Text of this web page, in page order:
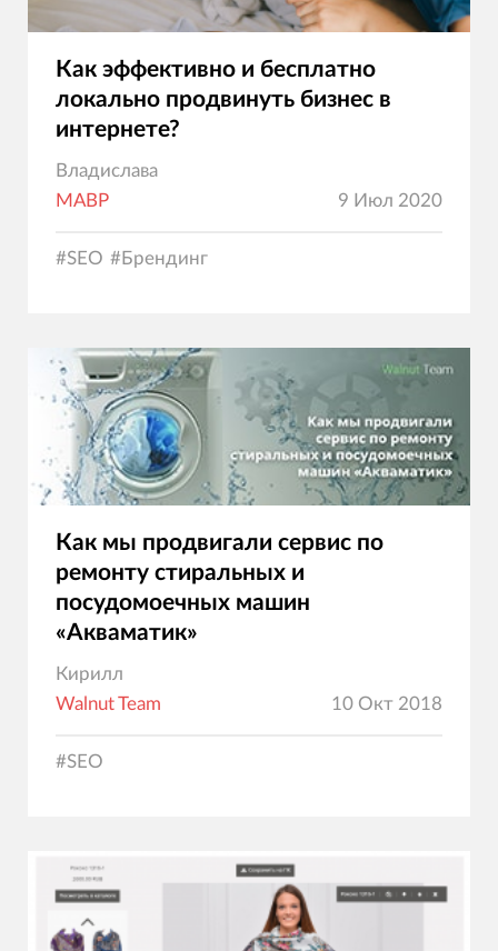
Как эффективно и бесплатно
локально продвинуть бизнес в
интернете?
Владислава
МАВР
9 Июл 2020
#SEO #Брендинг
Как мы продвигали сервис по
ремонту стиральных и
посудомоечных машин
«Акваматик»
Кирилл
Walnut Team
10 Окт 2018
#SEO